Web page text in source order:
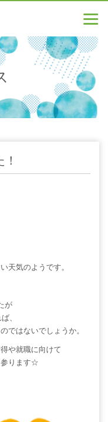
天気のようです。
が
、
ではないでしょうか。
や就職に向けて
参ります☆